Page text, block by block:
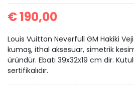
€190,00
Louis Vuitton Neverfull GM Hakiki
kumaş, ithal aksesuar, simetrik
üründür. Ebatı 39x32x19 cm dir.
sertifikalıdır.